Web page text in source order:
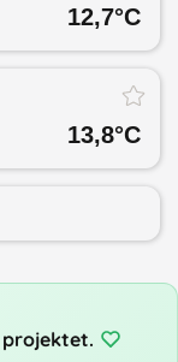
12,7°C
13,8°C
projektet.